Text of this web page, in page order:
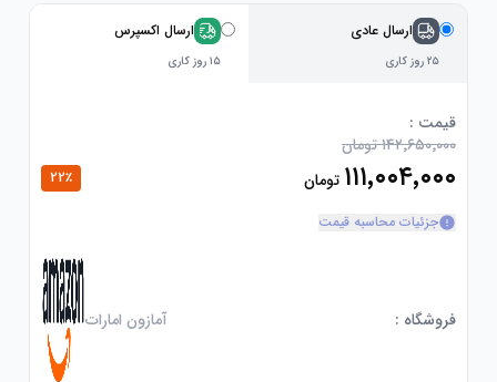
ارسال عادی
۲۵ روز کاری
ارسال اکسپرس
۱۵ روز کاری
قیمت :
۱۴۲٬۶۵۰٬۰۰۰ تومان
۱۱۱٬۰۰۴٬۰۰۰ تومان 22٪
جزئیات محاسبه قیمت
فروشگاه : آمازون امارات